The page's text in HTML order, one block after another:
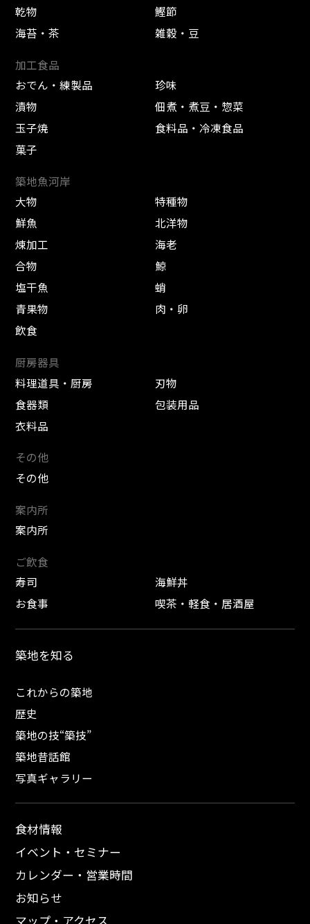
乾物
鰹節
海苔・茶
雑穀・豆
加工食品
おでん・練製品
珍味
漬物
佃煮・煮豆・惣菜
玉子焼
食料品・冷凍食品
菓子
築地魚河岸
大物
特種物
鮮魚
北洋物
煉加工
海老
合物
鯨
塩干魚
蛸
青果物
肉・卵
飲食
厨房器具
料理道具・厨房
刃物
食器類
包装用品
衣料品
その他
その他
案内所
案内所
ご飲食
寿司
海鮮丼
お食事
喫茶・軽食・居酒屋
築地を知る
これからの築地
歴史
築地の技“築技”
築地昔話館
写真ギャラリー
食材情報
イベント・セミナー
カレンダー・営業時間
お知らせ